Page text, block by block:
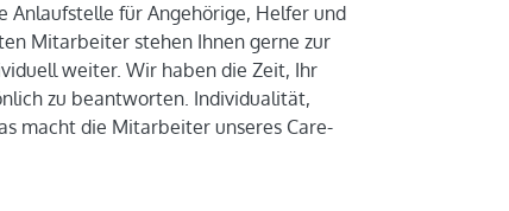
Anlaufstelle für Angehörige, Helfer und
Mitarbeiter stehen Ihnen gerne zur
weiter. Wir haben die Zeit, Ihr
zu beantworten. Individualität,
macht die Mitarbeiter unseres Care-